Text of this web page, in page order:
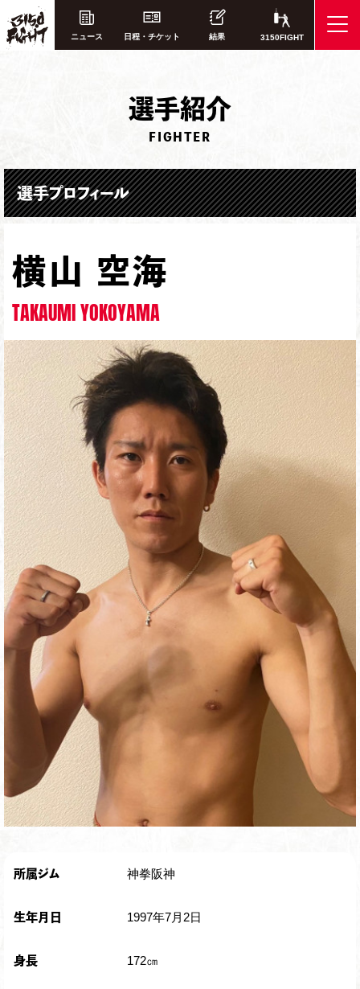
ニュース 日程・チケット 結果 3150FIGHT
選手紹介
FIGHTER
選手プロフィール
横山 空海
TAKAUMI YOKOYAMA
所属ジム 神拳阪神
生年月日 1997年7月2日
身長 172㎝